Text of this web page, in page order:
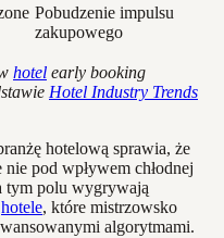
Pobudzenie impulsu
zakupowego
hotel early booking
Hotel Industry Trends
hotelową sprawia, że
pod wpływem chłodnej
tym polu wygrywają
hotele, które mistrzowsko
algorytmami.